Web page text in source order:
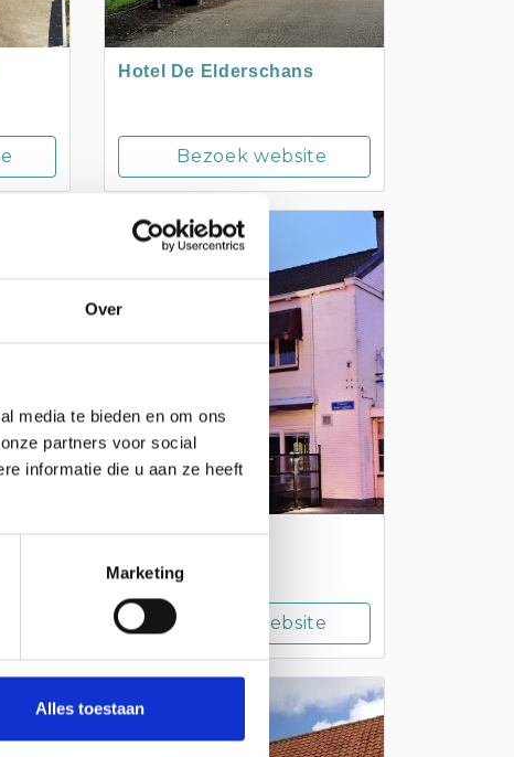
Over
media te bieden en om ons
partners voor social
informatie die u aan ze heeft
Marketing
Alles toestaan
Hotel De Elderschans
Bezoek website
SCHOONDIJKE
Hotel De Zwaan
Bezoek website